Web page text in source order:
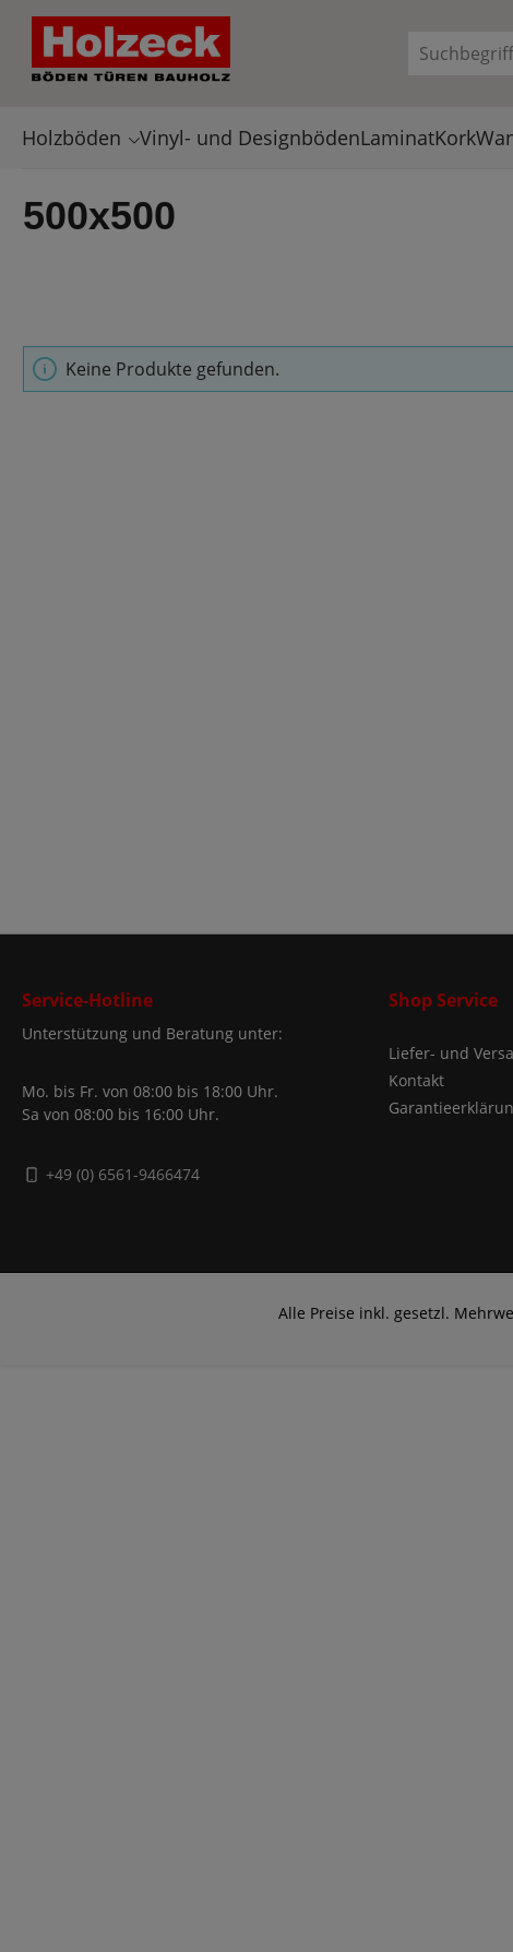
Zur Suche springen
Holzböden Vinyl- und DesignbödenLaminatKork
500x500
Keine Produkte gefunden.
Service-Hotline
Unterstützung und Beratung unter:
Mo. bis Fr. von 08:00 bis 18:00 Uhr.
Sa von 08:00 bis 16:00 Uhr.
+49 (0) 6561-9466474
Shop Service
Liefer- und
Kontakt
Alle Preise inkl. gesetzl.